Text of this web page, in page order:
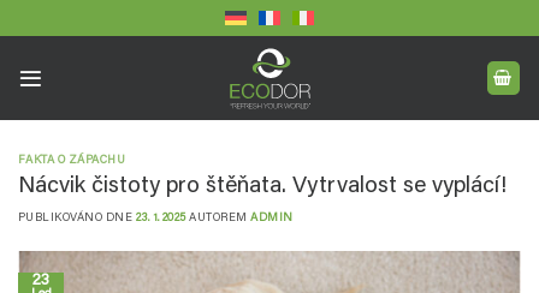
na
FAKTA O ZÁPACHU
Nácvik čistoty pro štěňata. Vytrvalost se vyplácí!
PUBLIKOVÁNO DNE 23. 1. 2025 AUTOREMADMIN
23